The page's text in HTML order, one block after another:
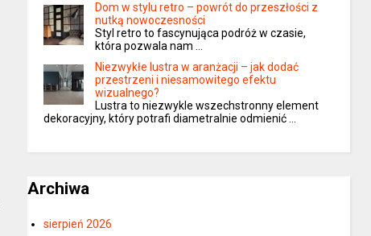
Dom w stylu retro – powrót do przeszłości z
nutką nowoczesności
Styl retro to fascynująca podróż w czasie,
która pozwala nam …
Niezwykłe lustra w aranżacji – jak dodać
przestrzeni i niesamowitego efektu
wizualnego?
Lustra to niezwykle wszechstronny element
dekoracyjny, który potrafi diametralnie odmienić …
Archiwa
sierpień 2026